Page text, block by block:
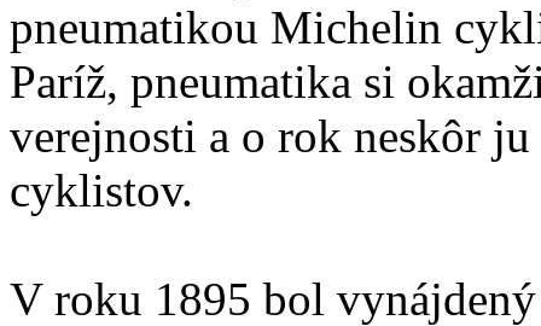
pneumatikou Michelin
Paríž, pneumatika si
verejnosti a o rok neskôr
cyklistov.
V roku 1895 bol